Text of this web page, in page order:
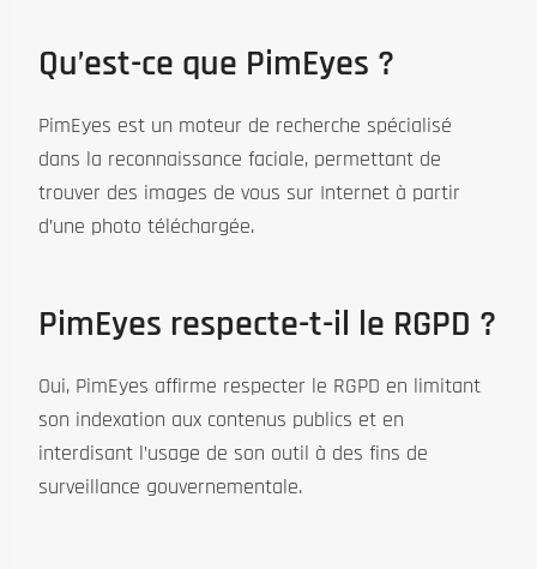
Qu’est-ce que PimEyes ?
PimEyes est un moteur de recherche spécialisé
dans la reconnaissance faciale, permettant de
trouver des images de vous sur Internet à partir
d’une photo téléchargée.
PimEyes respecte-t-il le RGPD ?
Oui, PimEyes affirme respecter le RGPD en limitant
son indexation aux contenus publics et en
interdisant l’usage de son outil à des fins de
surveillance gouvernementale.